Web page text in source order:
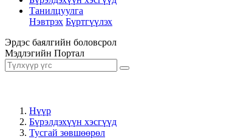
Танилцуулга
Нэвтрэх Бүртгүүлэх
Эрдэс баялгийн боловсрол
Мэдлэгийн Портал
Нүүр
Бүрэлдэхүүн хэсгүүд
Тусгай зөвшөөрөл